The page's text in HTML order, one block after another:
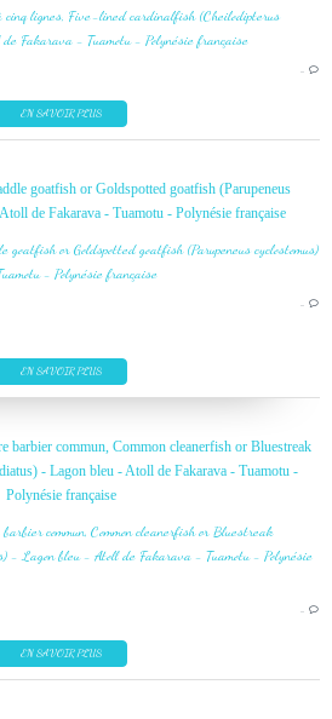
…
EN SAVOIR PLUS
goatfish or Goldspotted goatfish (Parupeneus
de Fakarava - Tuamotu - Polynésie française
…
EN SAVOIR PLUS
barbier commun, Common cleanerfish or Bluestreak
- Lagon bleu - Atoll de Fakarava - Tuamotu -
Polynésie française
…
EN SAVOIR PLUS